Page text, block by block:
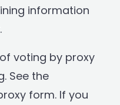
information
voting by proxy
See the
form. If you